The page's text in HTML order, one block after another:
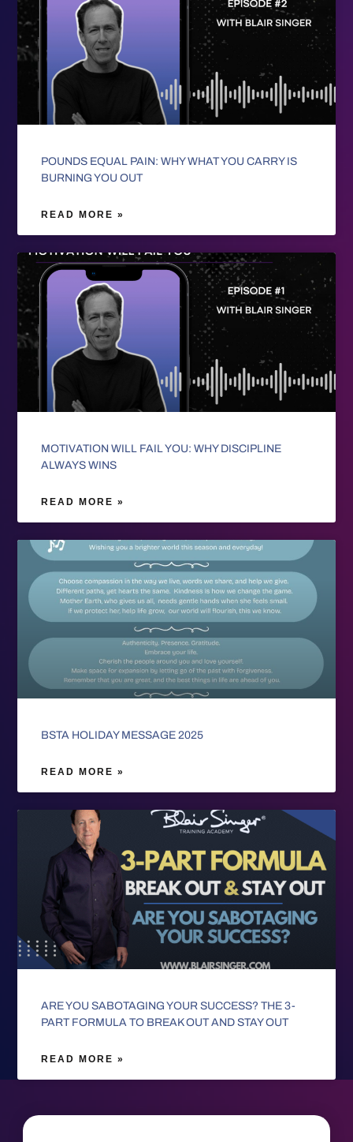
POUNDS EQUAL PAIN: WHY WHAT YOU CARRY IS
BURNING YOU OUT
READ MORE »
MOTIVATION WILL FAIL YOU: WHY DISCIPLINE
ALWAYS WINS
READ MORE »
BSTA HOLIDAY MESSAGE 2025
READ MORE »
ARE YOU SABOTAGING YOUR SUCCESS? THE 3-
PART FORMULA TO BREAK OUT AND STAY OUT
READ MORE »